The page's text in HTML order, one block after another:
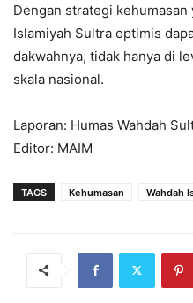
Dengan strategi kehumasan
Islamiyah Sultra optimis
dakwahnya, tidak hanya di
skala nasional.
Laporan: Humas Wahdah
Editor: MAIM
TAGS Kehumasan Wahdah